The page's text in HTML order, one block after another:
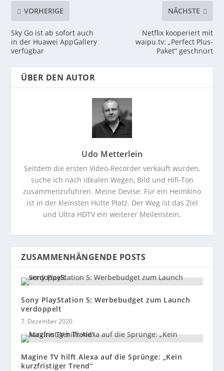
VORHERIGE
Sky Go ist ab sofort auch
in der Huawei AppGallery
verfügbar
NÄCHSTE
Netflix kooperiert mit
waipu.tv: „Perfect Plus-
Paket“ geschnürt
ÜBER DEN AUTOR
Udo Metterlein
Seitdem die ersten Video-Recorder verkauft wurden,
suche ich nach idealen Wegen, Bild und Hifi-Ton
zusammenzuführen. Meine Devise: Für ein Heimkino
ist in der kleinsten Hütte Platz. Der Weg ist das Ziel
und Ultra HDTV ein weiterer Meilenstein.
ZUSAMMENHÄNGENDE POSTS
Sony PlayStation 5: Werbebudget zum Launch
verdoppelt
7. Dezember 2020
Magine TV hilft Alexa auf die Sprünge: „Kein
kurzfristiger Trend“